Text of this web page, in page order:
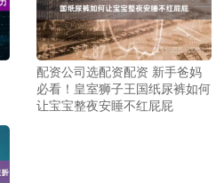
配资公司选配资配资 新手爸妈
必看！皇室狮子王国纸尿裤如何
让宝宝整夜安睡不红屁屁